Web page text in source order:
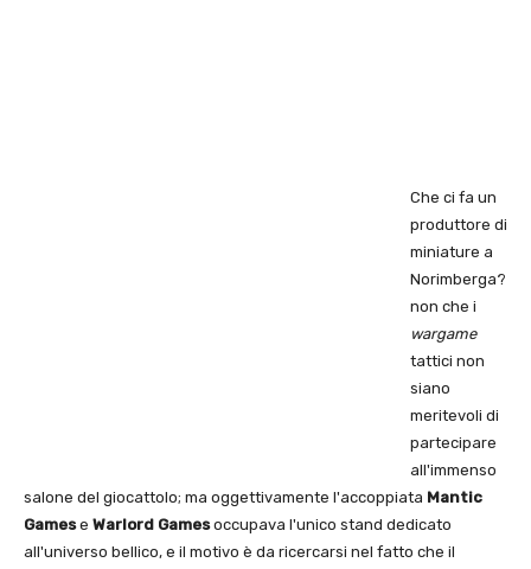
Che ci fa un
produttore di
miniature a
Norimberga?
non che i
wargame
tattici non
siano
meritevoli di
partecipare
all'immenso
salone del giocattolo; ma oggettivamente l'accoppiata Mantic
Gamese Warlord Gamesoccupava l'unico stand dedicato
all'universo bellico, e il motivo è da ricercarsi nel fatto che il